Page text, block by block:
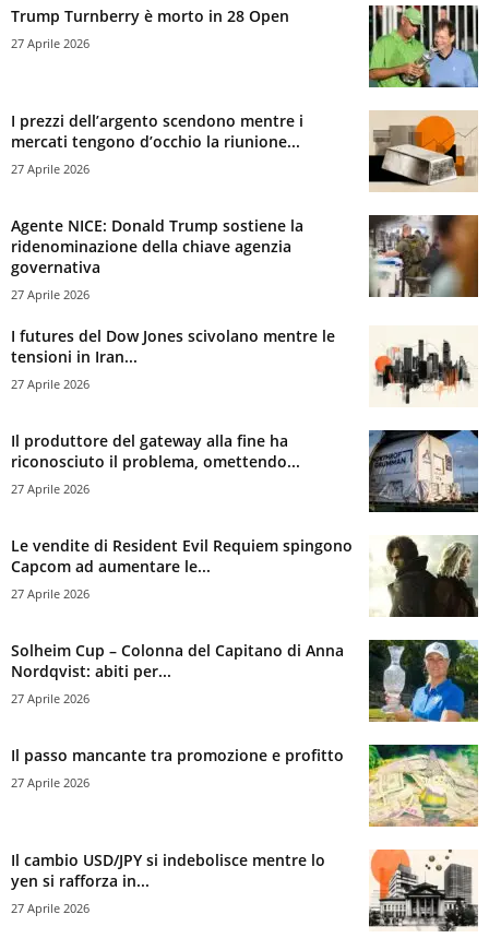
Trump Turnberry è morto in 28 Open
27 Aprile 2026
I prezzi dell’argento scendono mentre i
mercati tengono d’occhio la riunione...
27 Aprile 2026
Agente NICE: Donald Trump sostiene la
ridenominazione della chiave agenzia
governativa
27 Aprile 2026
I futures del Dow Jones scivolano mentre le
tensioni in Iran...
27 Aprile 2026
Il produttore del gateway alla fine ha
riconosciuto il problema, omettendo...
27 Aprile 2026
Le vendite di Resident Evil Requiem spingono
Capcom ad aumentare le...
27 Aprile 2026
Solheim Cup – Colonna del Capitano di Anna
Nordqvist: abiti per...
27 Aprile 2026
Il passo mancante tra promozione e profitto
27 Aprile 2026
Il cambio USD/JPY si indebolisce mentre lo
yen si rafforza in...
27 Aprile 2026